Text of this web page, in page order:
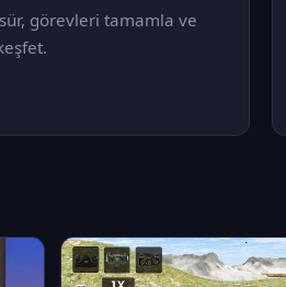
görevleri tamamla ve